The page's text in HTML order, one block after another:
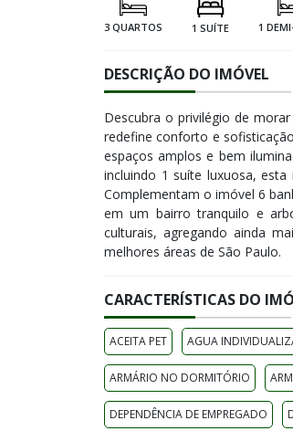
3 QUARTOS 1 SUÍTE 1
DESCRIÇÃO DO IMÓVEL
Descubra o privilégio de
redefine conforto e
espaços amplos e bem
incluindo 1 suíte luxuosa,
Complementam o imóvel 6
em um bairro tranquilo e
culturais, agregando ainda
melhores áreas de São Paulo.
CARACTERÍSTICAS DO
ACEITA PET AGUA
ARMÁRIO NO DORMITÓRIO
DEPENDÊNCIA DE EMPREGADO